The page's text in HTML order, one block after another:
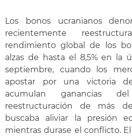
Los bonos ucranianos
recientemente
rendimiento global de los
alzas de hasta el 8,5% en la
septiembre, cuando los
apostar por una victoria
acumulan ganancias
reestructuración de más
buscaba aliviar la presión
mientras durase el conflicto.